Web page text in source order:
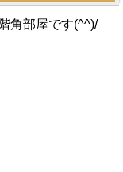
角部屋です(^^)/